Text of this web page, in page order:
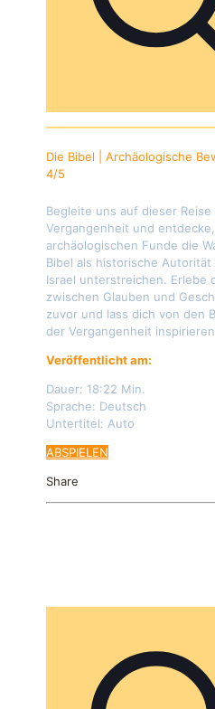
Die Bibel | Archäologische
4/5
Begleite uns auf dieser
Vergangenheit und
archäologischen Funde die
Bibel als historische Autorität
Israel unterstreichen. Erlebe
zwischen Glauben und
zuvor und lass dich von den
der Vergangenheit
Veröffentlicht am:
Dauer: 18:22 Min.
Sprache: Deutsch
Untertitel: Auto
ABSPIELEN
Share